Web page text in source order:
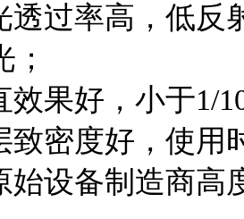
过率高，低反
果好，小于1/
密度好，使用
设备制造商高